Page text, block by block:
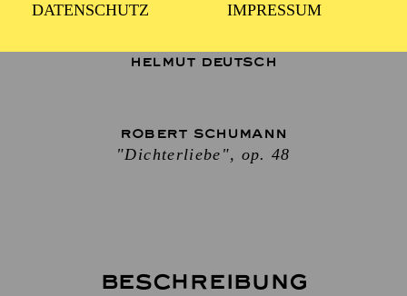
DATENSCHUTZ IMPRESSUM
BO WANG
HELMUT DEUTSCH
ROBERT SCHUMANN
"Dichterliebe", op. 48
Beschreibung